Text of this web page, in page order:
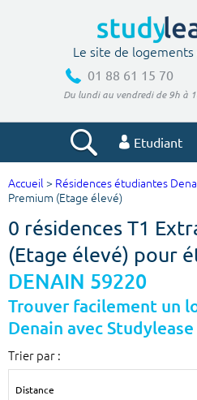
Le site de
01 88 61 15 70
Du lundi au vendredi de 9h à
Etudiant
Votre
Ville, école
Budget min
€
Accueil > Résidences étudiantes
Premium (Etage élevé)
0 résidences T1
(Etage élevé) pour
DENAIN 59220
Trouver facilement un
Denain avec Studylease
Trier par :